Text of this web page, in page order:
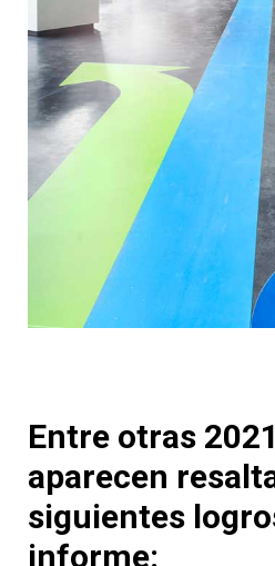
Entre otras
aparecen
siguientes
informe: